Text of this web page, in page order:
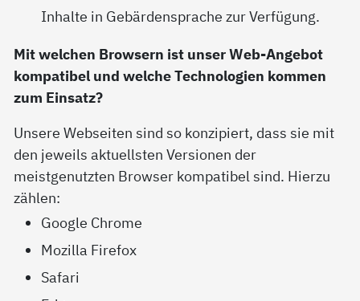
Inhalte in Gebärdensprache zur Verfügung.
Mit welchen Browsern ist unser Web-Angebot
kompatibel und welche Technologien kommen
zum Einsatz?
Unsere Webseiten sind so konzipiert, dass sie mit
den jeweils aktuellsten Versionen der
meistgenutzten Browser kompatibel sind. Hierzu
zählen:
Google Chrome
Mozilla Firefox
Safari